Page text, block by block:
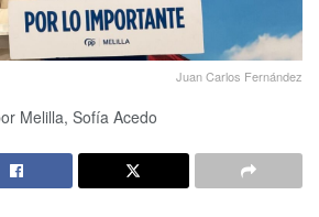
Juan Carlos Fernández
Melilla, Sofía Acedo